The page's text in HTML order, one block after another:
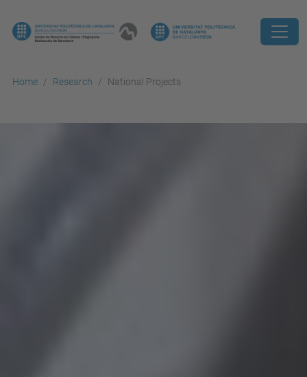
Home Research National Projects